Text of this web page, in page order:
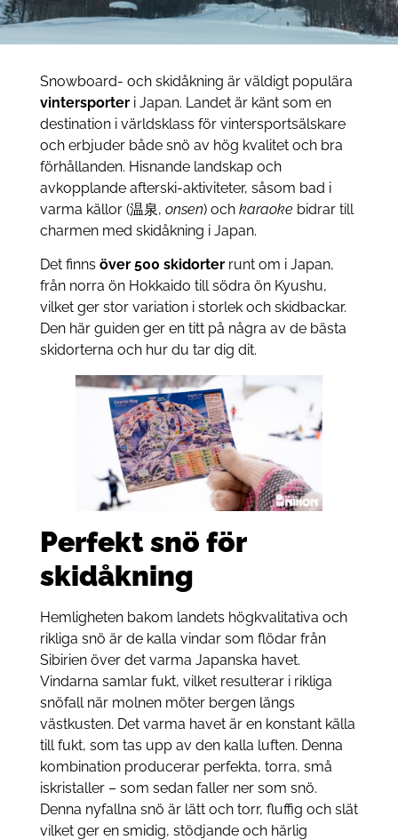
Snowboard- och skidåkning är väldigt populära
vintersporteri Japan. Landet är känt som en
destination i världsklass för vintersportsälskare
och erbjuder både snö av hög kvalitet och bra
förhållanden. Hisnande landskap och
avkopplande afterski-aktiviteter, såsom bad i
varma källor (温泉, onsen) och karaoke bidrar till
charmen med skidåkning i Japan.
Det finns över 500 skidorterrunt om i Japan,
från norra ön Hokkaido till södra ön Kyushu,
vilket ger stor variation i storlek och skidbackar.
Den här guiden ger en titt på några av de bästa
skidorterna och hur du tar dig dit.
Perfekt snö för
skidåkning
Hemligheten bakom landets högkvalitativa och
rikliga snö är de kalla vindar som flödar från
Sibirien över det varma Japanska havet.
Vindarna samlar fukt, vilket resulterar i rikliga
snöfall när molnen möter bergen längs
västkusten. Det varma havet är en konstant källa
till fukt, som tas upp av den kalla luften. Denna
kombination producerar perfekta, torra, små
iskristaller – som sedan faller ner som snö.
Denna nyfallna snö är lätt och torr, fluffig och slät
vilket ger en smidig, stödjande och härlig